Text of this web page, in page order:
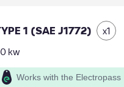
1 (SAE J1772) x1
kw
Works with the Electropass